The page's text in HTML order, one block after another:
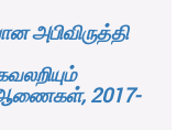
அபிவிருத்தி
2017-